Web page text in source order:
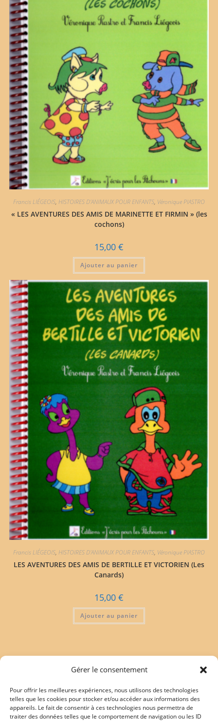
Gérer le consentement
Pour offrir les meilleures expériences, nous utilisons des technologies
telles que les cookies pour stocker et/ou accéder aux informations des
appareils. Le fait de consentir à ces technologies nous permettra de
traiter des données telles que le comportement de navigation ou les ID
Francis LIÉGEOIS, HISTOIRES D'ANIMAUX POUR ENFANTS, Véronique PIASTRO
« LES AVENTURES DES AMIS DE MARINETTE ET FIRMIN » (les
cochons)
15,00 €
Ajouter au panier
Francis LIÉGEOIS, HISTOIRES D'ANIMAUX POUR ENFANTS, Véronique PIASTRO
LES AVENTURES DES AMIS DE BERTILLE ET VICTORIEN (Les
Canards)
15,00 €
Ajouter au panier
Mentions légales